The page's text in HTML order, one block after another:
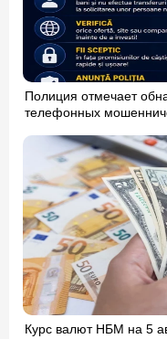
Полиция отмечает
телефонных
Курс валют НБМ на 5